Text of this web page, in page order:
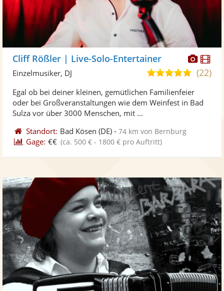
Cliff Rößler | Live-Solo-Entertainer
5,0
5
(22)
Einzelmusiker, DJ
Egal ob bei deiner kleinen, gemütlichen Familienfeier
oder bei Großveranstaltungen wie dem Weinfest in Bad
Sulza vor über 3000 Menschen, mit ...
Standort: Bad Kösen (DE) -74 km von Bernburg
Gage: €€ (ca. 500 € - 1800 € pro Auftritt)